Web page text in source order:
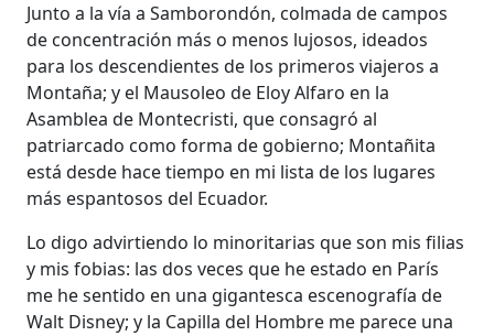
Junto a la vía a Samborondón, colmada de campos
de concentración más o menos lujosos, ideados
para los descendientes de los primeros viajeros a
Montaña; y el Mausoleo de Eloy Alfaro en la
Asamblea de Montecristi, que consagró al
patriarcado como forma de gobierno; Montañita
está desde hace tiempo en mi lista de los lugares
más espantosos del Ecuador.
Lo digo advirtiendo lo minoritarias que son mis filias
y mis fobias: las dos veces que he estado en París
me he sentido en una gigantesca escenografía de
Walt Disney; y la Capilla del Hombre me parece una